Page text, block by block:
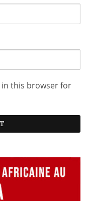
in this browser for